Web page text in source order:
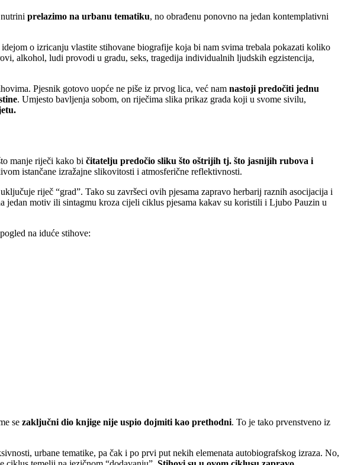
prelazimo na urbanu tematiku, no obrađenu ponovno na jedan kontemplativni
o izricanju vlastite stihovane biografije koja bi nam svima trebala pokazati koliko
alkohol, ludi provodi u gradu, seks, tragedija individualnih ljudskih egzistencija,
Pjesnik gotovo uopće ne piše iz prvog lica, već nam nastoji predočiti jednu
. Umjesto bavljenja sobom, on riječima slika prikaz grada koji u svome sivilu,
manje riječi kako bi čitatelju predočio sliku što oštrijih tj. što jasnijih rubova i
istančane izražajne slikovitosti i atmosferične reflektivnosti.
riječ “grad”. Tako su završeci ovih pjesama zapravo herbarij raznih asocijacija i
jedan motiv ili sintagmu kroza cijeli ciklus pjesama kakav su koristili i Ljubo Pauzin u
na iduće stihove:
se zaključni dio knjige nije uspio dojmiti kao prethodni. To je tako prvenstveno iz
urbane tematike, pa čak i po prvi put nekih elemenata autobiografskog izraza. No,